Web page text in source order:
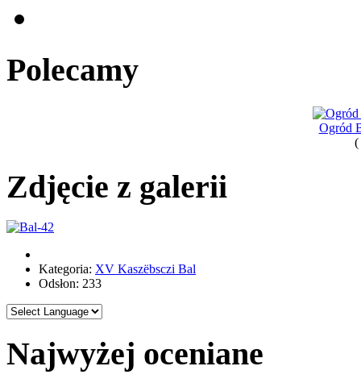
Polecamy
Ogród
(
Zdjęcie z galerii
Kategoria: XV Kaszëbsczi Bal
Odsłon: 233
Najwyżej oceniane